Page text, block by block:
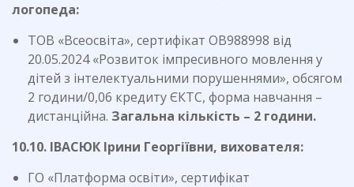
логопеда:
ТОВ «Всеосвіта», сертифікат ОВ988998 від
20.05.2024 «Розвиток імпресивного мовлення у
дітей з інтелектуальними порушеннями», обсягом
2 години/0,06 кредиту ЄКТС, форма навчання –
дистанційна. Загальна кількість – 2 години.
10.10. ІВАСЮК Ірини Георгіївни, вихователя:
ГО «Платформа освіти», сертифікат